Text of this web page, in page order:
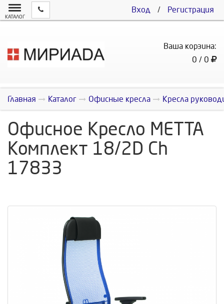
Вход / Регистрация
КАТАЛОГ
Ваша корзина:
0 / 0
Главная Каталог Офисные кресла Кресла
Офисное Кресло МЕТТА
Комплект 18/2D Ch
17833